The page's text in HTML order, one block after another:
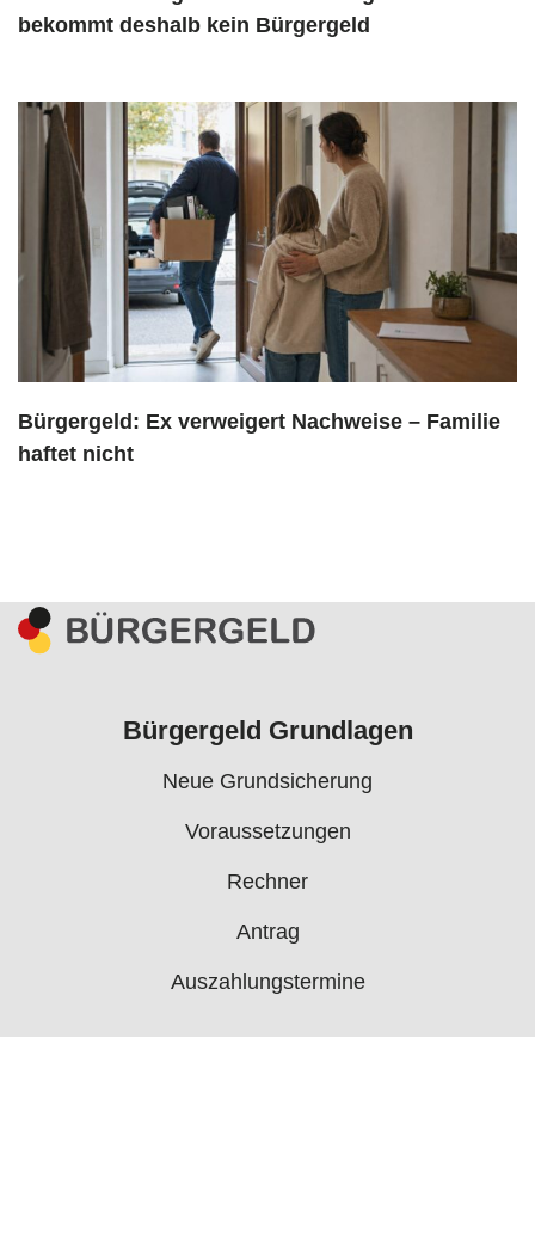
bekommt deshalb kein Bürgergeld
Bürgergeld: Ex verweigert Nachweise – Familie
haftet nicht
Bürgergeld Grundlagen
Neue Grundsicherung
Voraussetzungen
Rechner
Antrag
Auszahlungstermine